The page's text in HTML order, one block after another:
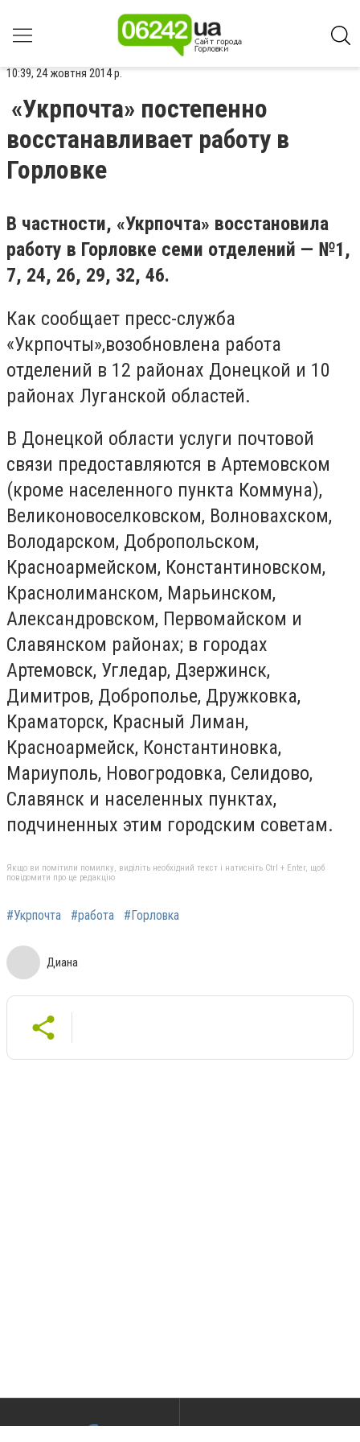
10:39, 24 жовтня 2014 р.
«Укрпочта» постепенно
восстанавливает работу в
Горловке
В частности, «Укрпочта» восстановила
работу в Горловке семи отделений — №1,
7, 24, 26, 29, 32, 46.
Как сообщает пресс-служба
«Укрпочты»,возобновлена работа
отделений в 12 районах Донецкой и 10
районах Луганской областей.
В Донецкой области услуги почтовой
связи предоставляются в Артемовском
(кроме населенного пункта Коммуна),
Великоновоселковском, Волновахском,
Володарском, Добропольском,
Красноармейском, Константиновском,
Краснолиманском, Марьинском,
Александровском, Первомайском и
Славянском районах; в городах
Артемовск, Угледар, Дзержинск,
Димитров, Доброполье, Дружковка,
Краматорск, Красный Лиман,
Красноармейск, Константиновка,
Мариуполь, Новогродовка, Селидово,
Славянск и населенных пунктах,
подчиненных этим городским советам.
Якщо ви помітили помилку, виділіть необхідний текст і натисніть Ctrl + Enter, щоб
повідомити про це редакцію
#Укрпочта #работа #Горловка
Диана